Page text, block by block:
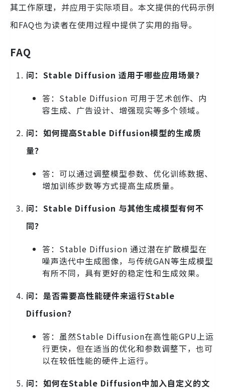
其工作原理，并应用于实际项目。本文提供的代码示例
和FAQ也为读者在使用过程中提供了实用的指导。
FAQ
问：Stable Diffusion 适用于哪些应用场景？
答：Stable Diffusion 可用于艺术创作、内
容生成、广告设计、增强现实等多个领域。
问：如何提高Stable Diffusion模型的生成质
量？
答：可以通过调整模型参数、优化训练数据、
增加训练步数等方式提高生成质量。
问：Stable Diffusion 与其他生成模型有何不
同？
答：Stable Diffusion 通过潜在扩散模型在
噪声迭代中生成图像，与传统GAN等生成模型
有所不同，具有更好的稳定性和生成效果。
问：是否需要高性能硬件来运行Stable
Diffusion？
答：虽然Stable Diffusion在高性能GPU上运
行更快，但在适当的优化和参数调整下，也可
以在较低性能的硬件上运行。
问：如何在Stable Diffusion中加入自定义的文